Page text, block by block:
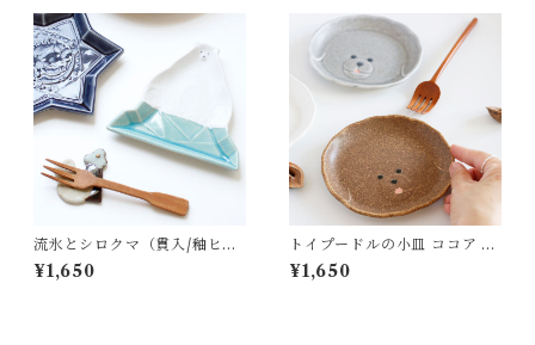
流氷とシロクマ（貫入/釉ヒビ
あり） 陶器 よしざわ窯 益子
¥1,650
トイプードルの小皿 ココア 磁
器 よしざわ窯 益子
¥1,650